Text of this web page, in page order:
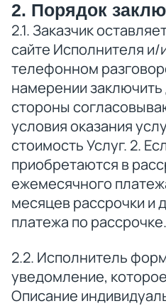
2. Порядок
2.1. Заказчик
сайте Исполнителя
телефонном
намерении
стороны
условия оказания
стоимость Услуг. 2.
приобретаются в
ежемесячного
месяцев рассрочки и
платежа по рассрочке.
2.2. Исполнитель
уведомление,
Описание